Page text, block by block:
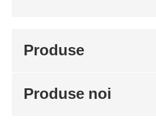
Produse
Produse noi